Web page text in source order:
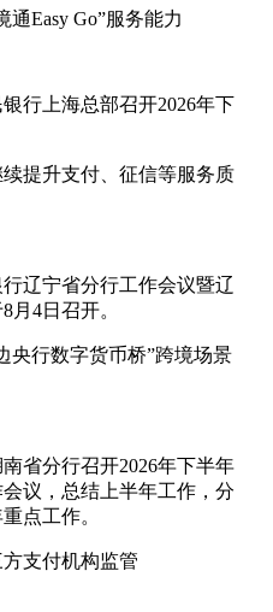
Easy Go”服务能力
行上海总部召开2026年下
提升支付、征信等服务质
辽宁省分行工作会议暨辽
月4日召开。
央行数字货币桥”跨境场景
省分行召开2026年下半年
议，总结上半年工作，分
点工作。
支付机构监管